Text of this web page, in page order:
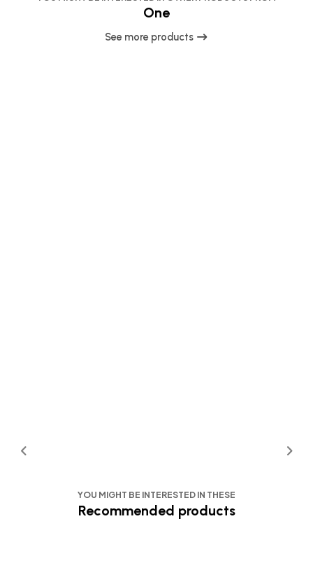
One
See more products
YOU MIGHT BE INTERESTED IN THESE
Recommended products